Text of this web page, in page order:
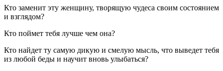
Кто заменит эту женщину, творящую чудеса своим состоянием
и взглядом?
Кто поймет тебя лучше чем она?
Кто найдет ту самую дикую и смелую мысль, что выведет тебя
из любой беды и научит вновь улыбаться?